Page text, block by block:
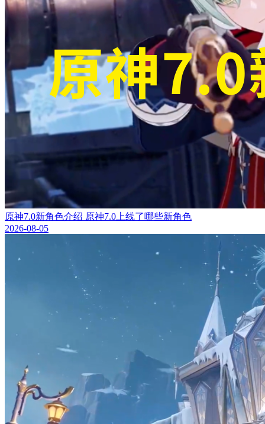
原神7.0新角色介绍 原神7.0上线了哪些新角色
2026-08-05